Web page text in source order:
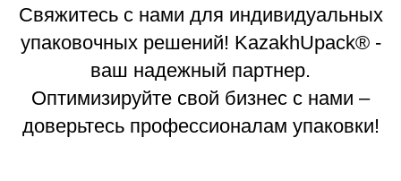
Свяжитесь с нами для индивидуальных
упаковочных решений! KazakhUpack® -
ваш надежный партнер.
Оптимизируйте свой бизнес с нами –
доверьтесь профессионалам упаковки!